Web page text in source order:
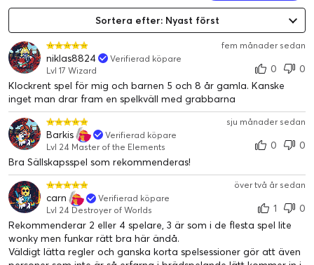
Sortera efter: Nyast först
fem månader sedan
niklas8824
Verifierad köpare
Lvl 17 Wizard
0
0
Klockrent spel för mig och barnen 5 och 8 år gamla. Kanske
inget man drar fram en spelkväll med grabbarna
sju månader sedan
Barkis
Verifierad köpare
Lvl 24 Master of the Elements
0
0
Bra Sällskapsspel som rekommenderas!
över två år sedan
carn
Verifierad köpare
Lvl 24 Destroyer of Worlds
1
0
Rekommenderar 2 eller 4 spelare, 3 är som i de flesta spel lite
wonky men funkar rätt bra här ändå.
Väldigt lätta regler och ganska korta spelsessioner gör att även